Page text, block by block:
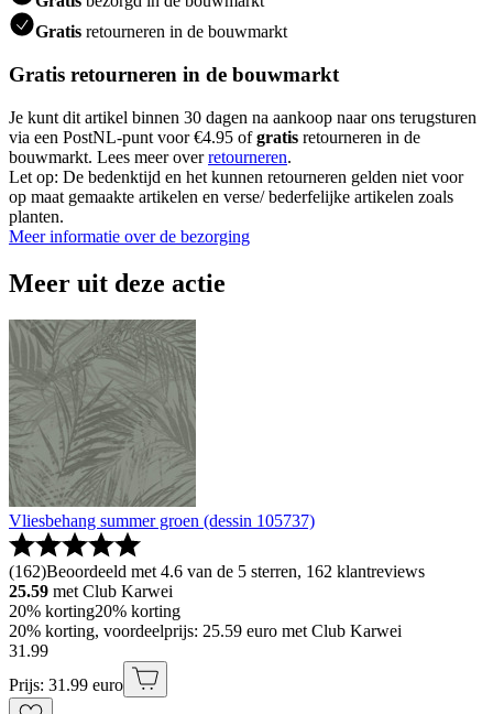
Gratis retourneren in de bouwmarkt
Gratis retourneren in de bouwmarkt
Je kunt dit artikel binnen 30 dagen na aankoop naar ons terugsturen
via een PostNL-punt voor €4.95 ofgratis retourneren in de
bouwmarkt. Lees meer overretourneren.
Let op: De bedenktijd en het kunnen retourneren gelden niet voor
op maat gemaakte artikelen en verse/ bederfelijke artikelen zoals
planten.
Meer informatie over de bezorging
Meer uit deze actie
Vliesbehang summer groen (dessin 105737)
(162)Beoordeeld met 4.6 van de 5 sterren, 162 klantreviews
25.59 met Club Karwei
20% korting20% korting
20% korting, voordeelprijs: 25.59 euro met Club Karwei
31.99
Prijs: 31.99 euro